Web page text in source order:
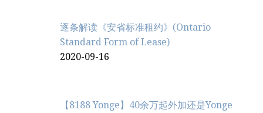
逐条解读《安省标准租约》(Ontario
Standard Form of Lease)
2020-09-16
【8188 Yonge】40余万起外加还是Yonge